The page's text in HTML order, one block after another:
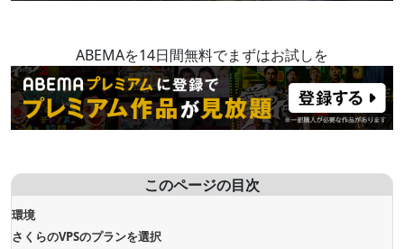
ABEMAを14日間無料でまずはお試しを
このページの目次
環境
さくらのVPSのプランを選択